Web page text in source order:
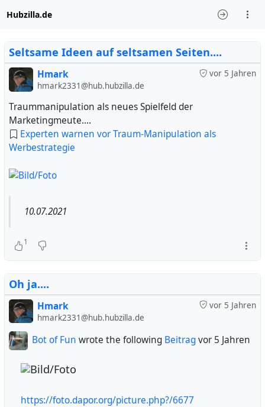
Hubzilla.de
Seltsame Ideen auf seltsamen Seiten....
vor 5 Jahren
Hmark
hmark2331@hub.hubzilla.de
Traummanipulation als neues Spielfeld der
Marketingmeute....
Experten warnen vor Traum-Manipulation als
Werbestrategie
10.07.2021
1
Oh ja....
vor 5 Jahren
Hmark
hmark2331@hub.hubzilla.de
Bot of Fun wrote the following Beitragvor 5 Jahren
https://foto.dapor.org/picture.php?/6677